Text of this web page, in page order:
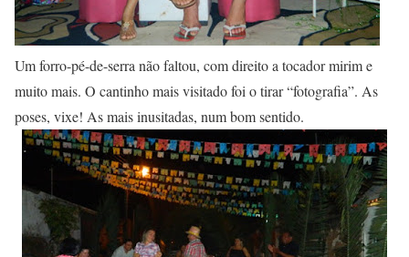
Um forro-pé-de-serra não faltou, com direito a tocador mirim e
muito mais. O cantinho mais visitado foi o tirar “fotografia”. As
poses, vixe! As mais inusitadas, num bom sentido.